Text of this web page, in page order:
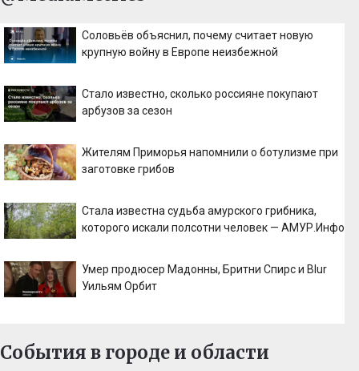
Соловьёв объяснил, почему считает новую
крупную войну в Европе неизбежной
Стало известно, сколько россияне покупают
арбузов за сезон
Жителям Приморья напомнили о ботулизме при
заготовке грибов
Стала известна судьба амурского грибника,
которого искали полсотни человек — АМУР.Инфо
Умер продюсер Мадонны, Бритни Спирс и Blur
Уильям Орбит
События в городе и области